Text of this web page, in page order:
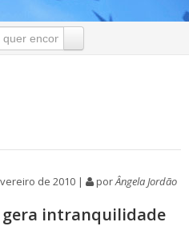
de 2010 | porÂngela Jordão
gera intranquilidade